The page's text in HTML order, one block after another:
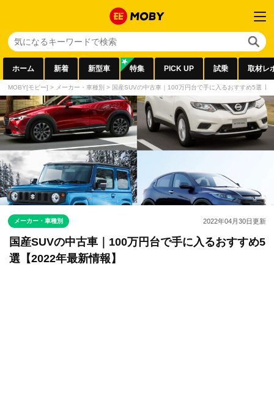
ホーム 新着 新型車 特集 PICK UP 試乗 取材レ
MOBY[モビー] > メーカー・車種別 > 国産SUVの中古車｜100万円台で手に入るおすすめ5選【
メーカー・車種別 2022年04月30日更新
国産SUVの中古車｜100万円台で手に入るおすすめ5
選【2022年最新情報】